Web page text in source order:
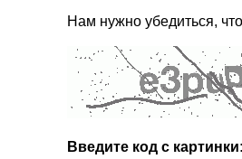
Нам нужно убедиться,
Введите код с картинки: